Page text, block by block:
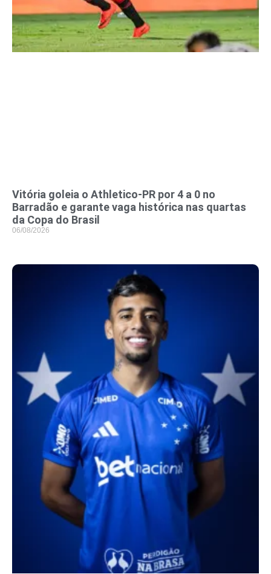
Vitória goleia o Athletico-PR por 4 a 0 no
Barradão e garante vaga histórica nas quartas
da Copa do Brasil
06/08/2026